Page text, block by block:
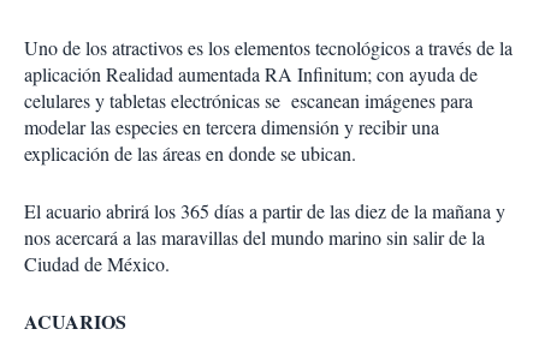
Uno de los atractivos es los elementos tecnológicos a través de la
aplicación Realidad aumentada RA Infinitum; con ayuda de
celulares y tabletas electrónicas se escanean imágenes para
modelar las especies en tercera dimensión y recibir una
explicación de las áreas en donde se ubican.
El acuario abrirá los 365 días a partir de las diez de la mañana y
nos acercará a las maravillas del mundo marino sin salir de la
Ciudad de México.
ACUARIOS